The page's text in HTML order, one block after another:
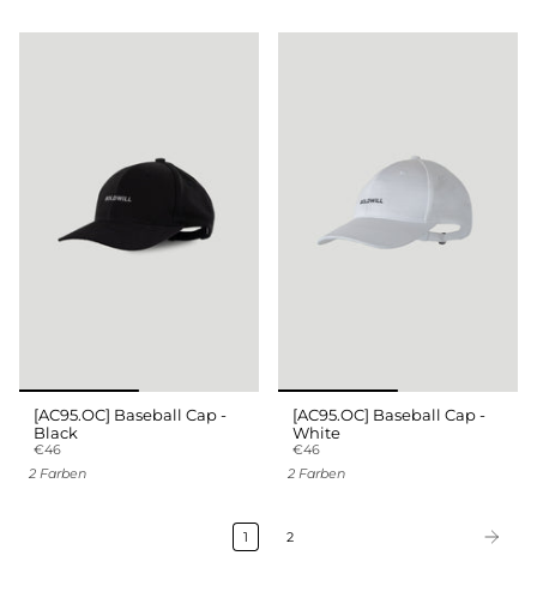
[AC95.OC] Baseball Cap -
Black
€46
2 Farben
[AC95.OC] Baseball Cap -
White
€46
2 Farben
1 2